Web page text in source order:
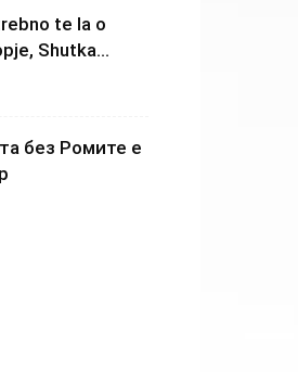
te la o
Shutka...
без Ромите е